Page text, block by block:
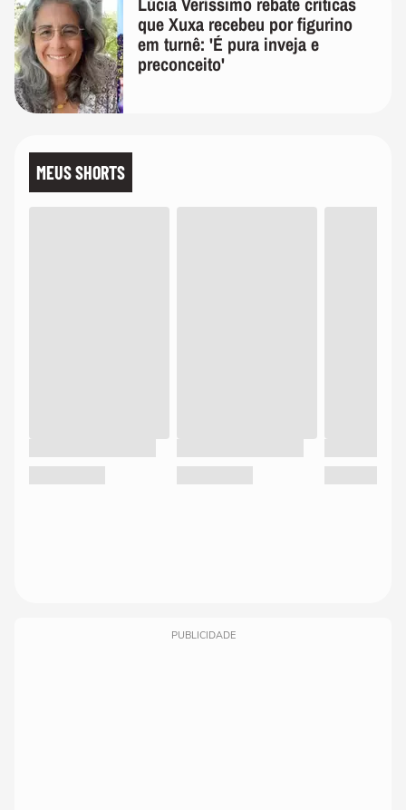
que Xuxa recebeu por figurino
em turnê: 'É pura inveja e
preconceito'
MEUS SHORTS
PUBLICIDADE